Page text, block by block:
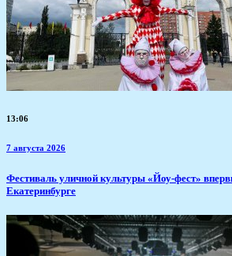
13:06
7 августа 2026
​Фестиваль уличной культуры «Йоу-фест»
Екатеринбурге